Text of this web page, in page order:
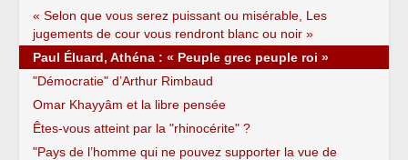
« Selon que vous serez puissant ou misérable, Les
jugements de cour vous rendront blanc ou noir »
Paul Éluard, Athéna : « Peuple grec peuple roi »
"Démocratie" d’Arthur Rimbaud
Omar Khayyâm et la libre pensée
Êtes-vous atteint par la "rhinocérite" ?
"Pays de l’homme qui ne pouvez supporter la vue de